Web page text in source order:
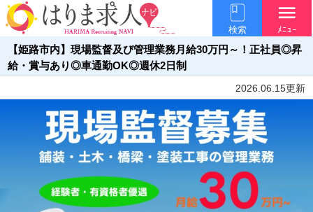
検索
menu
ﾒﾆｭｰ
【姫路市内】現場監督及び管理業務月給30万円～！正社員◎昇
給・賞与あり◎車通勤OK◎週休2日制
2026.06.15更新